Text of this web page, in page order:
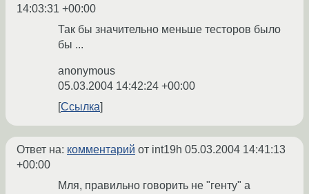
14:03:31 +00:00
Так бы значительно меньше тесторов было
бы ...
anonymous
05.03.2004 14:42:24 +00:00
Ссылка
Ответ на: комментарий от int19h 05.03.2004 14:41:13
+00:00
Мля, правильно говорить не "генту" а